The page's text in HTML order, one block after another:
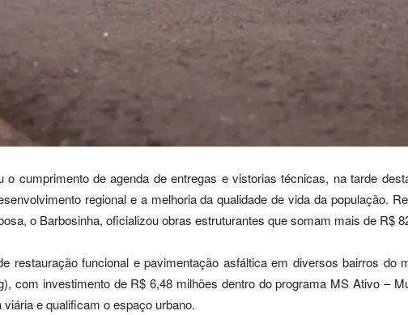
cumprimento de agenda de entregas e vistorias técnicas, na tarde
regional e a melhoria da qualidade de vida da população.
o Barbosinha, oficializou obras estruturantes que somam mais de R$
restauração funcional e pavimentação asfáltica em diversos bairros do
com investimento de R$ 6,48 milhões dentro do programa MS Ativo –
e qualificam o espaço urbano.